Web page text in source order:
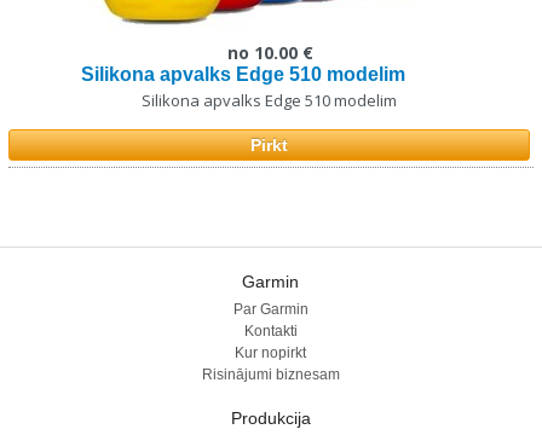
Silikona apvalks Edge 510 modelim
Silikona apvalks Edge 510 modelim
no 10.00 €
Pirkt
Garmin
Par Garmin
Kontakti
Kur nopirkt
Risinājumi biznesam
Produkcija